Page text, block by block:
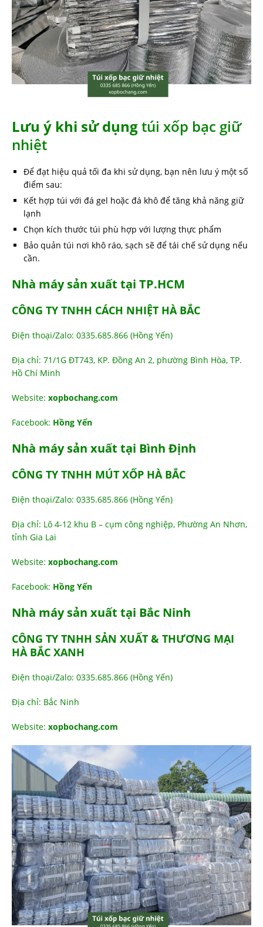
Lưu ý khi sử dụngtúi xốp bạc giữ
nhiệt
Để đạt hiệu quả tối đa khi sử dụng, bạn nên lưu ý một số
điểm sau:
Kết hợp túi với đá gel hoặc đá khô để tăng khả năng giữ
lạnh
Chọn kích thước túi phù hợp với lượng thực phẩm
Bảo quản túi nơi khô ráo, sạch sẽ để tái chế sử dụng nếu
cần.
Nhà máy sản xuất tại TP.HCM
CÔNG TY TNHH CÁCH NHIỆT HÀ BẮC
Điện thoại/Zalo: 0335.685.866 (Hồng Yến)
Địa chỉ: 71/1G ĐT743, KP. Đồng An 2, phường Bình Hòa, TP.
Hồ Chí Minh
Website: xopbochang.com
Facebook: Hồng Yến
Nhà máy sản xuất tại Bình Định
CÔNG TY TNHH MÚT XỐP HÀ BẮC
Điện thoại/Zalo: 0335.685.866 (Hồng Yến)
Địa chỉ: Lô 4-12 khu B – cụm công nghiệp, Phường An Nhơn,
tỉnh Gia Lai
Website: xopbochang.com
Facebook: Hồng Yến
Nhà máy sản xuất tại Bắc Ninh
CÔNG TY TNHH SẢN XUẤT & THƯƠNG MẠI
HÀ BẮC XANH
Điện thoại/Zalo: 0335.685.866 (Hồng Yến)
Địa chỉ: Bắc Ninh
Website: xopbochang.com